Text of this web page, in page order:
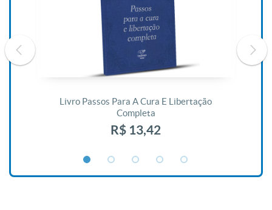
Livro Passos Para A Cura E Libertação
Completa
R$ 13,42